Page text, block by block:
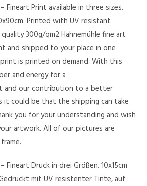
– Fineart Print available in three sizes.
Printed with UV resistant
300g/qm2 Hahnemühle fine art
and shipped to your place in one
is printed on demand. With this
and energy for a
and our contribution to a better
it could be that the shipping can take
you for your understanding and wish
artwork. All of our pictures are
Fineart Druck in drei Größen. 10x15cm
mit UV resistenter Tinte, auf